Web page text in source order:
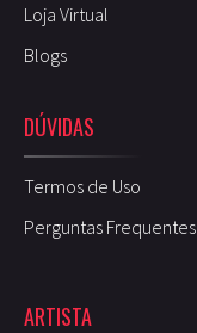
Loja Virtual
Blogs
DÚVIDAS
Termos de Uso
Perguntas Frequentes
ARTISTA